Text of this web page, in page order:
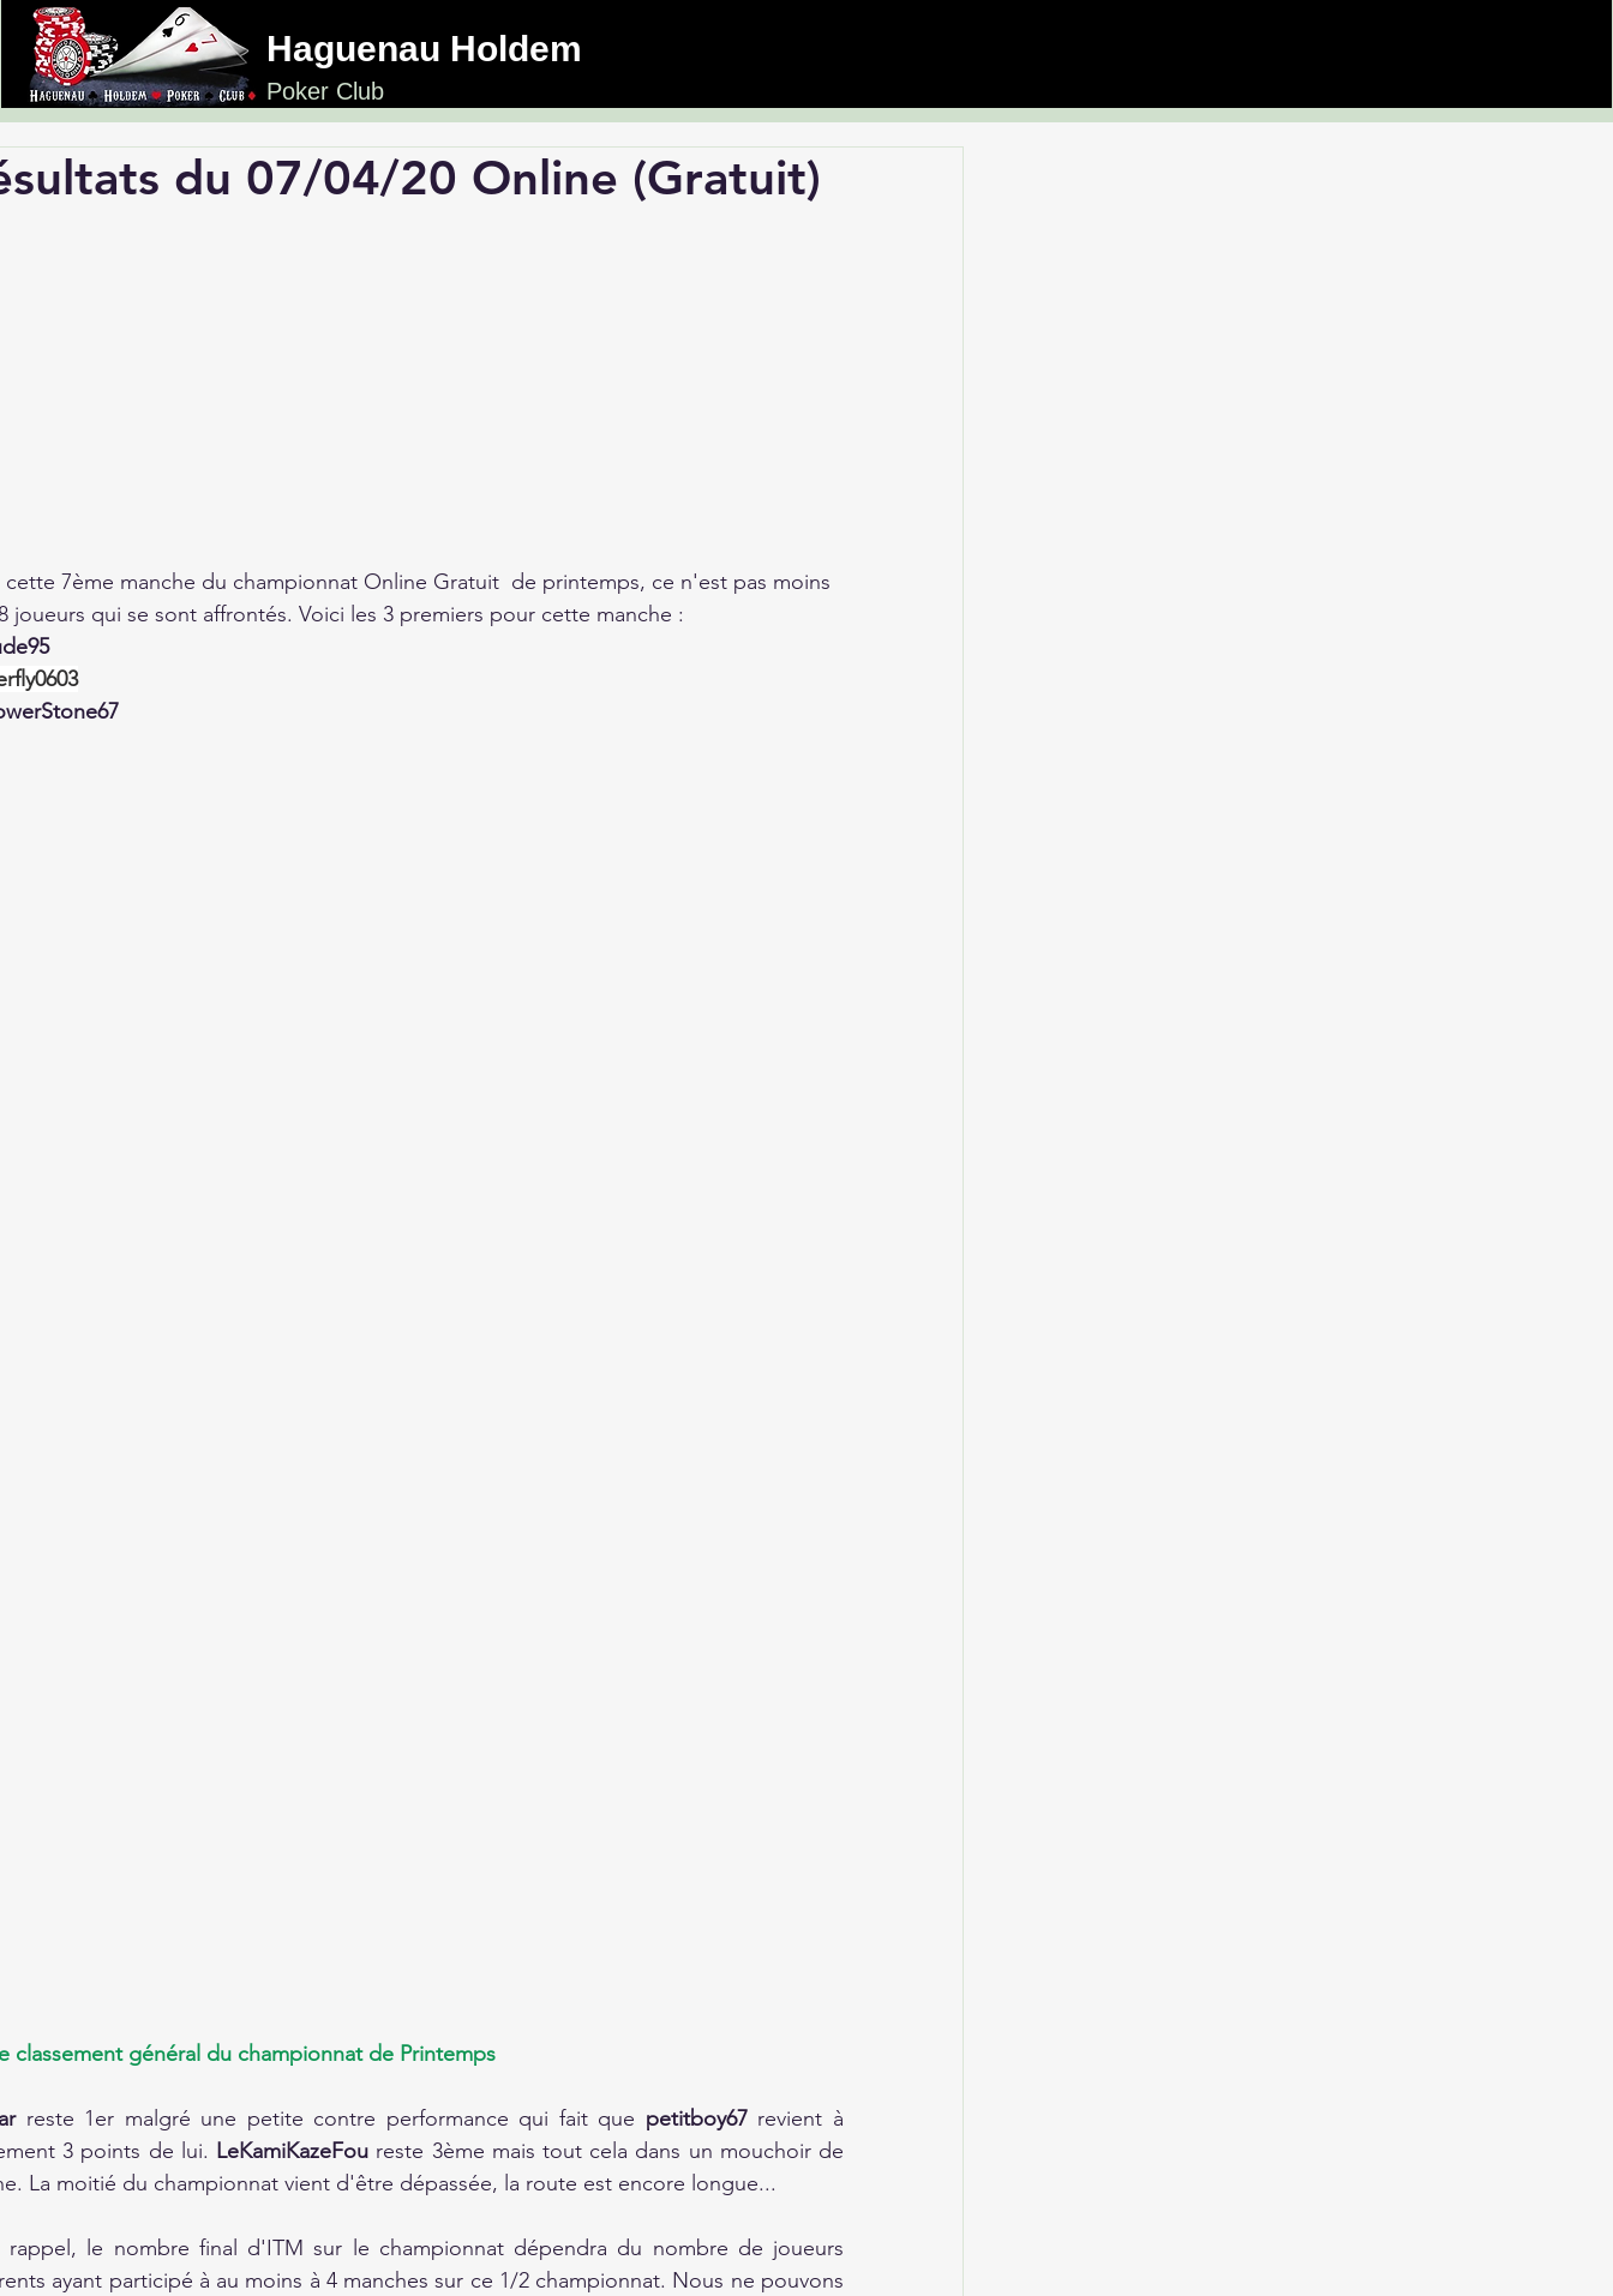
Haguenau Holdem
Poker Club
du 07/04/20 Online (Gratuit)
cette 7ème manche du championnat Online Gratuit  de printemps, ce n'est pas moins
joueurs qui se sont affrontés. Voici les 3 premiers pour cette manche :
classement général du championnat de Printemps
reste 1er malgré une petite contre performance qui fait que petitboy67 revient à
3 points de lui. LeKamiKazeFou reste 3ème mais tout cela dans un mouchoir de
La moitié du championnat vient d'être dépassée, la route est encore longue...
rappel, le nombre final d'ITM sur le championnat dépendra du nombre de joueurs
ayant participé à au moins à 4 manches sur ce 1/2 championnat. Nous ne pouvons